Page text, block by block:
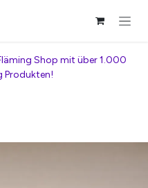
Shop mit über 1.000
Produkten!